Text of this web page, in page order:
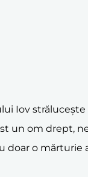
Iov
un om drept,
doar o